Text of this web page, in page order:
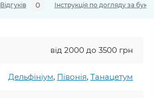
Відгуків 0 Інструкція по догляду за
від 2000 до 3500 грн
Дельфініум, Півонія, Танацетум